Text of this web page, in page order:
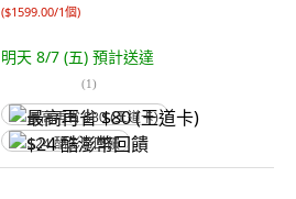
($1599.00/1個)
明天 8/7 (五) 預計送達
(1)
最高再省 $80 (王道卡)
$24 酷澎幣回饋